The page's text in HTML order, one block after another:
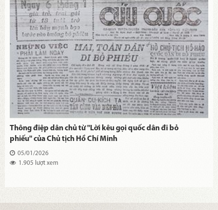
Thông điệp dân chủ từ "Lời kêu gọi quốc dân đi bỏ
phiếu" của Chủ tịch Hồ Chí Minh
05/01/2026
1.905 lượt xem